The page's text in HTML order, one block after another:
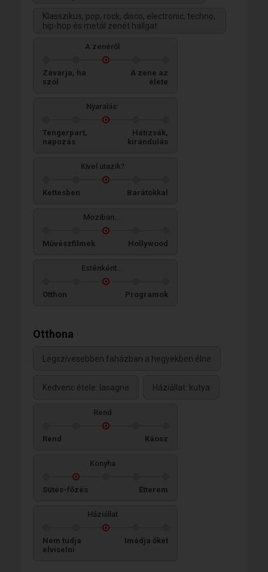
Klasszikus, pop, rock, disco, electronic, techno,
hip-hop és metál zenét hallgat
A zenéről
Zavarja, ha
szól
A zene az
élete
Nyaralás:
Tengerpart,
napozás
Hátizsák,
kirándulás
Kivel utazik?
Kettesben Barátokkal
Moziban...
Művészfilmek Hollywood
Esténként...
Otthon Programok
Otthona
Legszívesebben faházban a hegyekben élne
Kedvenc étele: lasagne Háziállat: kutya
Rend
Rend Káosz
Konyha
Sütés-főzés Étterem
Háziállat
Nem tudja
elviselni
Imádja őket